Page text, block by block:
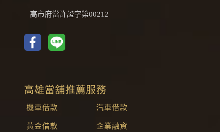
高市府當許證字第00212
高雄當舖推薦服務
機車借款 汽車借款
黃金借款 企業融資